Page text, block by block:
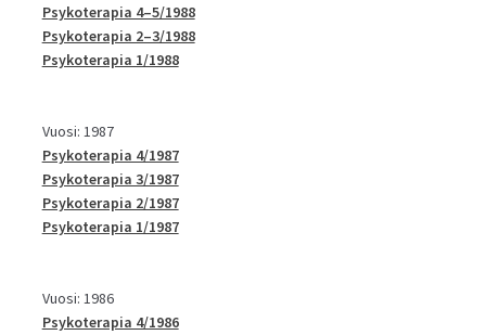
Psykoterapia 4–5/1988
Psykoterapia 2–3/1988
Psykoterapia 1/1988
Vuosi: 1987
Psykoterapia 4/1987
Psykoterapia 3/1987
Psykoterapia 2/1987
Psykoterapia 1/1987
Vuosi: 1986
Psykoterapia 4/1986